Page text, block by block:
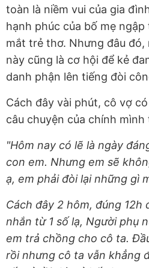
toàn là niềm vui của gia
hạnh phúc của bố mẹ
mắt trẻ thơ. Nhưng đâu
này cũng là cơ hội để kẻ
danh phận lên tiếng đòi
Cách đây vài phút, cô vợ
câu chuyện của chính
"Hôm nay có lẽ là ngày
con em. Nhưng em sẽ
ạ, em phải đòi lại những gì
Cách đây 2 hôm, đúng
nhắn từ 1 số lạ, Người phụ
em trả chồng cho cô ta.
rồi nhưng cô ta vẫn khẳng